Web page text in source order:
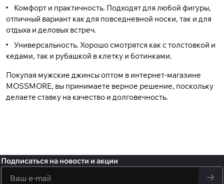
Комфорт и практичность. Подходят для любой фигуры,
отличный вариант как для повседневной носки, так и для
отдыха и деловых встреч.
Универсальность. Хорошо смотрятся как с толстовкой и
кедами, так и рубашкой в клетку и ботинками.
Покупая мужские джинсы оптом в интернет-магазине
MOSSMORE, вы принимаете верное решение, поскольку
делаете ставку на качество и долговечность.
Подписаться на новости и акции